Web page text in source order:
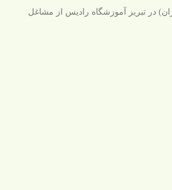
در تبریز آموزشگاه رادیس از مشاغل